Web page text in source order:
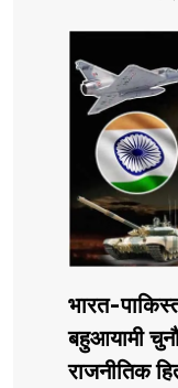
भारत-
बहुआयामी
राजनीतिक